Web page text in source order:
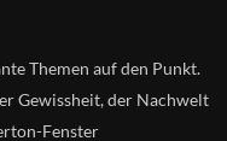
Themen auf den Punkt.
Gewissheit, der Nachwelt
Fenster